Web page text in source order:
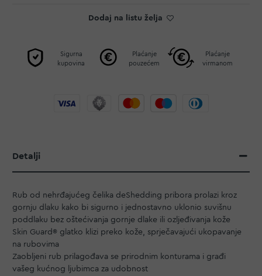
Dodaj na listu želja
Sigurna
kupovina
Plaćanje
pouzećem
Plaćanje
virmanom
Detalji
Rub od nehrđajućeg čelika deShedding pribora prolazi kroz
gornju dlaku kako bi sigurno i jednostavno uklonio suvišnu
poddlaku bez oštećivanja gornje dlake ili ozljeđivanja kože
Skin Guard® glatko klizi preko kože, sprječavajući ukopavanje
na rubovima
Zaobljeni rub prilagođava se prirodnim konturama i građi
vašeg kućnog ljubimca za udobnost